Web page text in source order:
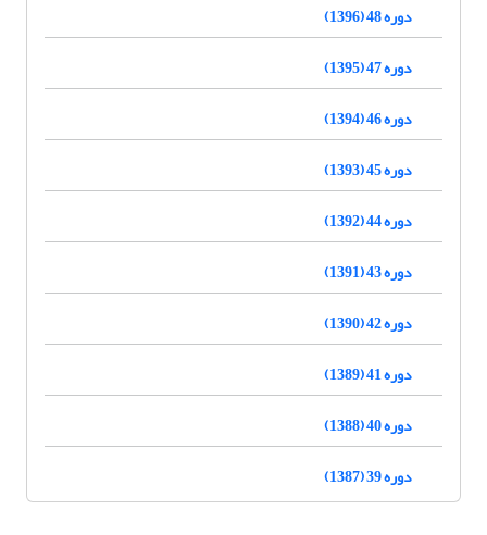
دوره 48 (1396)
دوره 47 (1395)
دوره 46 (1394)
دوره 45 (1393)
دوره 44 (1392)
دوره 43 (1391)
دوره 42 (1390)
دوره 41 (1389)
دوره 40 (1388)
دوره 39 (1387)